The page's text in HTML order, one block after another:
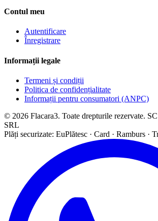
Contul meu
Autentificare
Înregistrare
Informații legale
Termeni și condiții
Politica de confidențialitate
Informații pentru consumatori (ANPC)
© 2026 Flacara3. Toate drepturile rezervate.
SRL
Plăți securizate: EuPlătesc · Card · Ramburs ·